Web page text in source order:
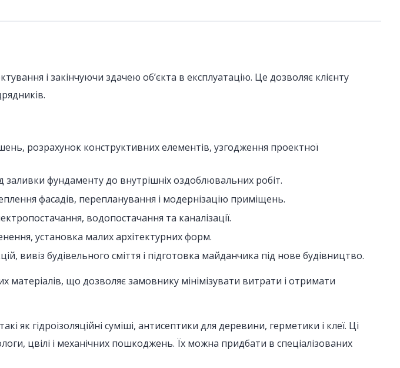
і закінчуючи здачею об’єкта в експлуатацію. Це дозволяє клієнту
розрахунок конструктивних елементів, узгодження проектної
заливки фундаменту до внутрішніх оздоблювальних робіт.
фасадів, перепланування і модернізацію приміщень.
водопостачання та каналізації.
установка малих архітектурних форм.
вивіз будівельного сміття і підготовка майданчика під нове будівництво.
що дозволяє замовнику мінімізувати витрати і отримати
як гідроізоляційні суміші, антисептики для деревини, герметики і клеї. Ці
цвілі і механічних пошкоджень. Їх можна придбати в спеціалізованих